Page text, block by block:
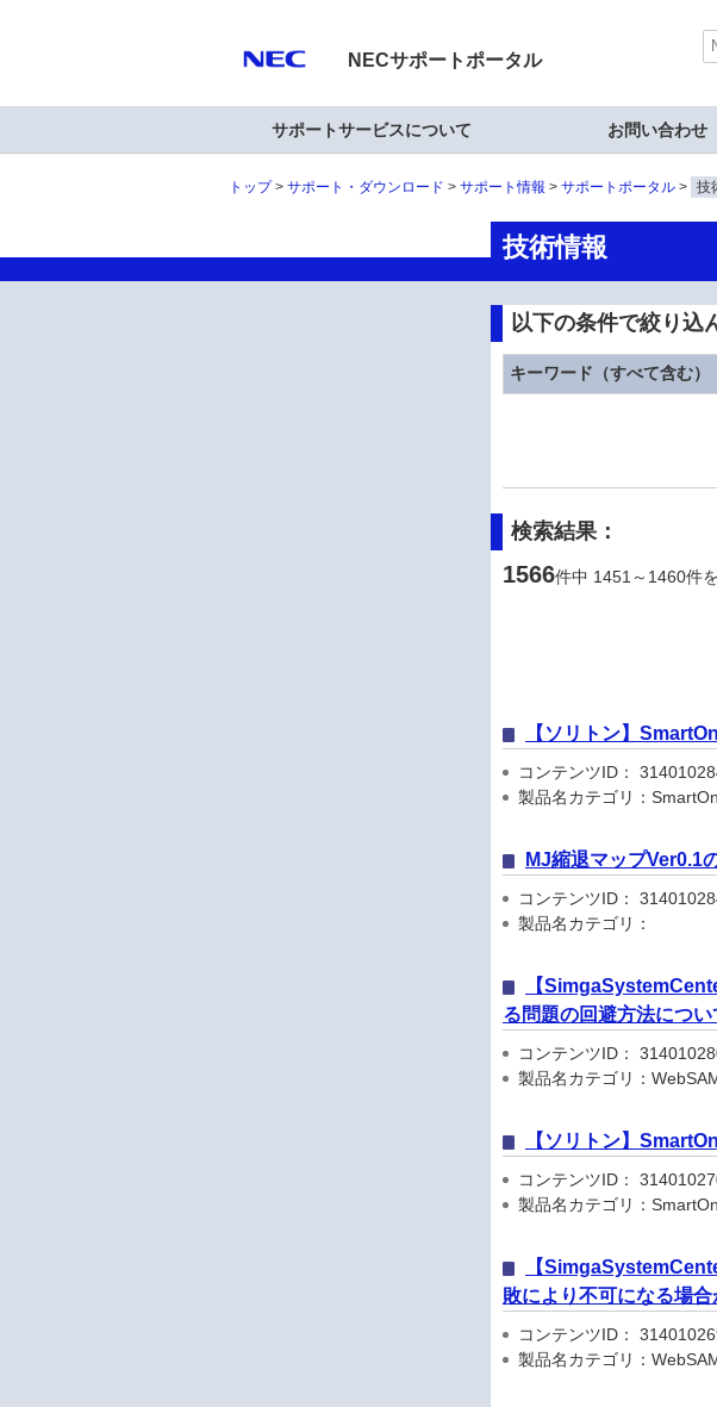
NECサポートポータル
サポートサービスについて お問い合わせ
トップ サポート・ダウンロード サポート情報 サポートポータル 技
技術情報
以下の条件で絞り込
キーワード（すべて含む）
検索結果：
1566件中 1451～1460件
【ソリトン】
コンテンツID：
製品名カテゴリ：
MJ縮退マップVer0.1
コンテンツID：
製品名カテゴリ：
【
る問題の回避方法につい
コンテンツID：
製品名カテゴリ：
【ソリトン】
コンテンツID：
製品名カテゴリ：
【
敗により不可になる場
コンテンツID：
製品名カテゴリ：